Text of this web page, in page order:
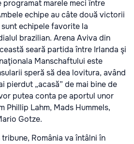
programat marele meci între
echipe au câte două victorii
echipele favorite la
brazilian. Arena Aviva din
seară partida între Irlanda şi
Manschaftului este
speră să dea lovitura, având
pierdut „acasă” de mai bine de
putea conta pe aportul unor
Phillip Lahm, Mads Hummels,
Gotze.
România va întâlni în